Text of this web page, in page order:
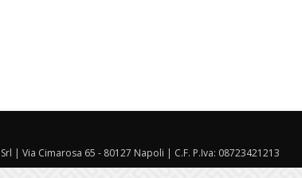
| Via Cimarosa 65 - 80127 Napoli | C.F. P.Iva: 08723421213